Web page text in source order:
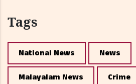
Tags
National News News
Malayalam News Crime